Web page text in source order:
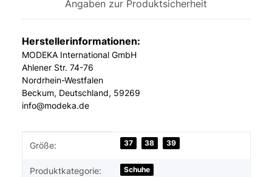
Angaben zur Produktsicherheit
Herstellerinformationen:
MODEKA International GmbH
Ahlener Str. 74-76
Nordrhein-Westfalen
Beckum, Deutschland, 59269
info@modeka.de
Produkteigenschaft
Wert
Größe: 37 38 39
Produktkategorie: Schuhe